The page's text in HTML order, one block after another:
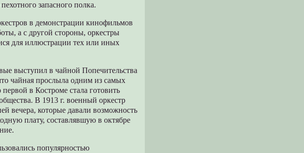
запасного полка.
в демонстрации кинофильмов
а с другой стороны, оркестры
для иллюстрации тех или иных
выступил в чайной Попечительства
чайная прослыла одним из самых
в Костроме стала готовить
В 1913 г. военный оркестр
вечера, которые давали возможность
плату, составлявшую в октябре
популярностью